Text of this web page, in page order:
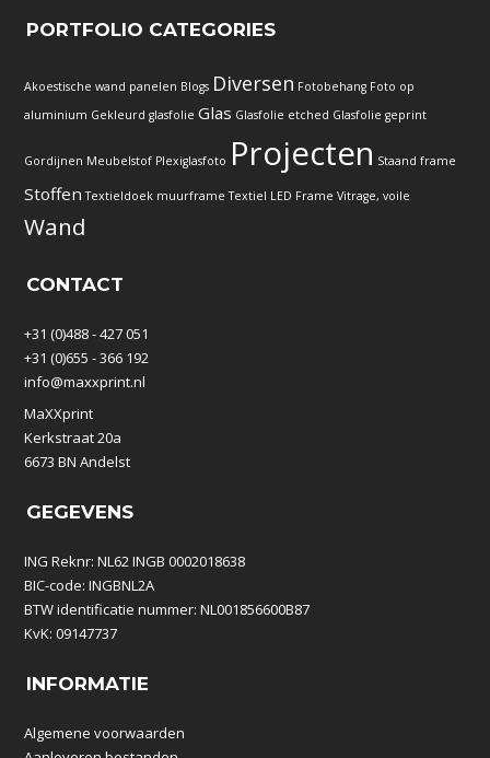
PORTFOLIO CATEGORIES
Akoestische wand panelen Blogs Diversen Fotobehang Foto op
aluminium Gekleurd glasfolie Glas Glasfolie etched Glasfolie geprint
Gordijnen Meubelstof Plexiglasfoto Projecten Staand frame
Stoffen Textieldoek muurframe Textiel LED Frame Vitrage, voile
Wand
CONTACT
+31 (0)488 - 427 051
+31 (0)655 - 366 192
info@maxxprint.nl
MaXXprint
Kerkstraat 20a
6673 BN Andelst
GEGEVENS
ING Reknr: NL62 INGB 0002018638
BIC-code: INGBNL2A
BTW identificatie nummer: NL001856600B87
KvK: 09147737
INFORMATIE
Algemene voorwaarden